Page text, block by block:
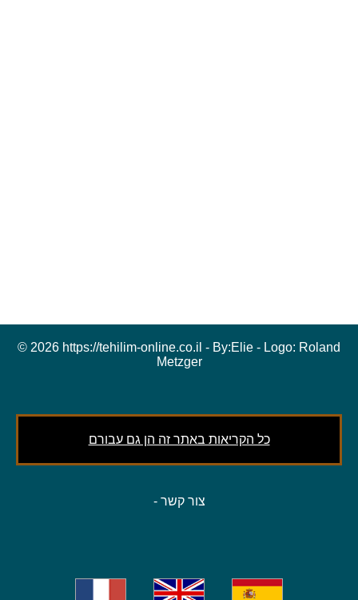
© 2026 https://tehilim-online.co.il - By:Elie - Logo: Roland
Metzger
כל הקריאות באתר זה הן גם עבורם
- צור קשר